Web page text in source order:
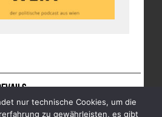
NEWSLETTER IMPRESSUM
nur technische Cookies, um die
zu gewährleisten, es gibt